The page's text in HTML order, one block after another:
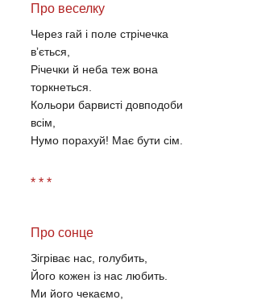
Про веселку
Через гай і поле стрічечка
вʼється,
Річечки й неба теж вона
торкнеться.
Кольори барвисті довподоби
всім,
Нумо порахуй! Має бути сім.
* * *
Про сонце
Зігріває нас, голубить,
Його кожен із нас любить.
Ми його чекаємо,